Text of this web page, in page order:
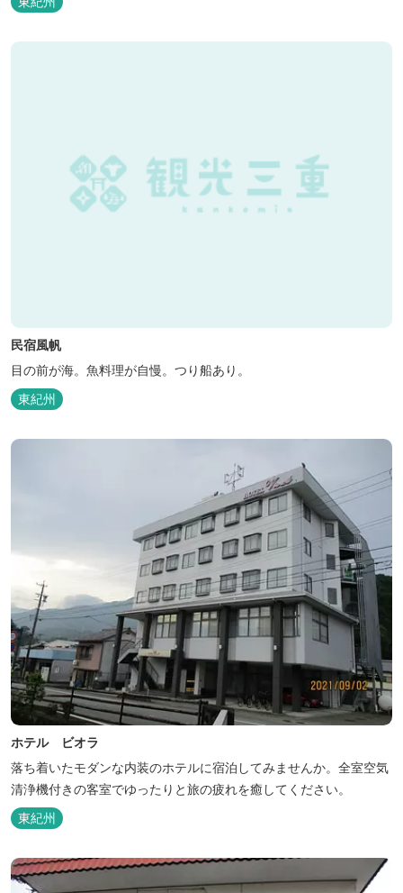
民宿風帆
目の前が海。魚料理が自慢。つり船あり。
東紀州
ホテル ビオラ
落ち着いたモダンな内装のホテルに宿泊してみませんか。全室空気
清浄機付きの客室でゆったりと旅の疲れを癒してください。
東紀州